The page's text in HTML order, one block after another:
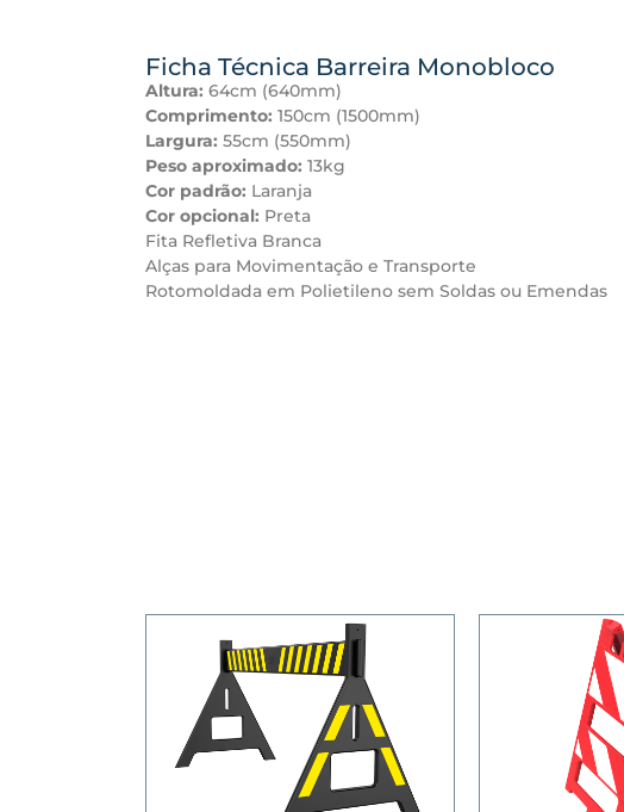
Ficha Técnica Barreira Monobloco
Altura: 64cm (640mm)
Comprimento: 150cm (1500mm)
Largura: 55cm (550mm)
Peso aproximado: 13kg
Cor padrão: Laranja
Cor opcional: Preta
Fita Refletiva Branca
Alças para Movimentação e Transporte
Rotomoldada em Polietileno sem Soldas ou Emendas